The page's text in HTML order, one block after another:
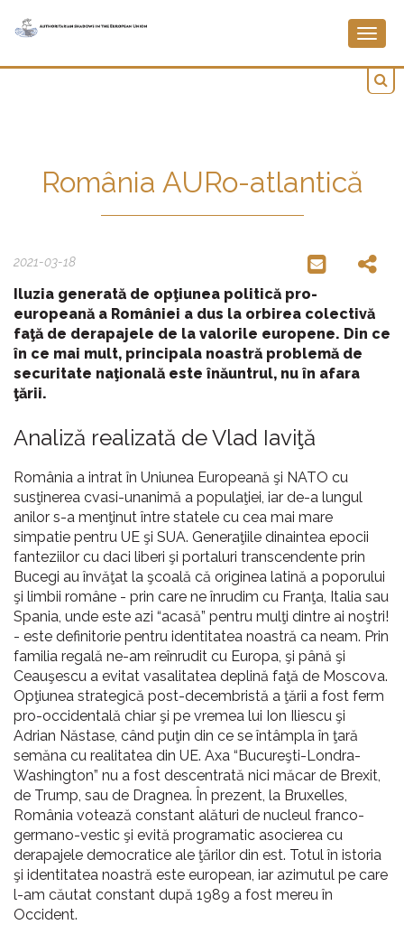
România AURo-atlantică
2021-03-18
Iluzia generată de opţiunea politică pro-
europeană a României a dus la orbirea colectivă
faţă de derapajele de la valorile europene. Din ce
în ce mai mult, principala noastră problemă de
securitate naţională este înăuntrul, nu în afara
ţării.
Analiză realizată de Vlad Iaviţă
România a intrat în Uniunea Europeană şi NATO cu
susţinerea cvasi-unanimă a populaţiei, iar de-a lungul
anilor s-a menţinut între statele cu cea mai mare
simpatie pentru UE şi SUA. Generaţiile dinaintea epocii
fanteziilor cu daci liberi şi portaluri transcendente prin
Bucegi au învăţat la şcoală că originea latină a poporului
şi limbii române - prin care ne înrudim cu Franţa, Italia sau
Spania, unde este azi “acasă” pentru mulţi dintre ai noştri!
- este definitorie pentru identitatea noastră ca neam. Prin
familia regală ne-am reînrudit cu Europa, şi până şi
Ceauşescu a evitat vasalitatea deplină faţă de Moscova.
Opţiunea strategică post-decembristă a ţării a fost ferm
pro-occidentală chiar şi pe vremea lui Ion Iliescu şi
Adrian Năstase, când puţin din ce se întâmpla în ţară
semăna cu realitatea din UE. Axa “Bucureşti-Londra-
Washington” nu a fost descentrată nici măcar de Brexit,
de Trump, sau de Dragnea. În prezent, la Bruxelles,
România votează constant alături de nucleul franco-
germano-vestic şi evită programatic asocierea cu
derapajele democratice ale ţărilor din est. Totul în istoria
şi identitatea noastră este european, iar azimutul pe care
l-am căutat constant după 1989 a fost mereu în
Occident.